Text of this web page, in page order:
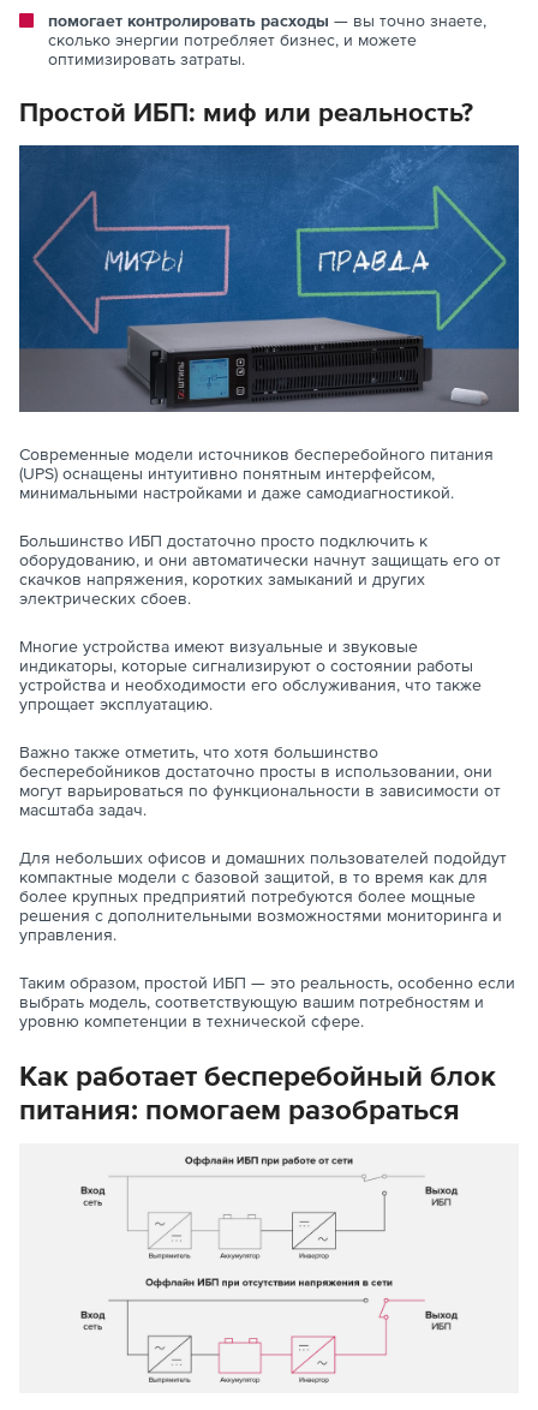
помогает контролировать расходы — вы точно знаете,
сколько энергии потребляет бизнес, и можете
оптимизировать затраты.
Простой ИБП: миф или реальность?
Современные модели источников бесперебойного питания
(UPS) оснащены интуитивно понятным интерфейсом,
минимальными настройками и даже самодиагностикой.
Большинство ИБП достаточно просто подключить к
оборудованию, и они автоматически начнут защищать его от
скачков напряжения, коротких замыканий и других
электрических сбоев.
Многие устройства имеют визуальные и звуковые
индикаторы, которые сигнализируют о состоянии работы
устройства и необходимости его обслуживания, что также
упрощает эксплуатацию.
Важно также отметить, что хотя большинство
бесперебойников достаточно просты в использовании, они
могут варьироваться по функциональности в зависимости от
масштаба задач.
Для небольших офисов и домашних пользователей подойдут
компактные модели с базовой защитой, в то время как для
более крупных предприятий потребуются более мощные
решения с дополнительными возможностями мониторинга и
управления.
Таким образом, простой ИБП — это реальность, особенно если
выбрать модель, соответствующую вашим потребностям и
уровню компетенции в технической сфере.
Как работает бесперебойный блок
питания: помогаем разобраться